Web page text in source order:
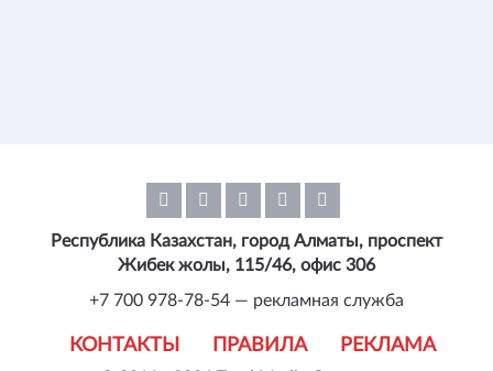
КОНТАКТЫ ПРАВИЛА РЕКЛАМА
Республика Казахстан, город Алматы, проспект
Жибек жолы, 115/46, офис 306
+7 700 978-78-54 — рекламная служба